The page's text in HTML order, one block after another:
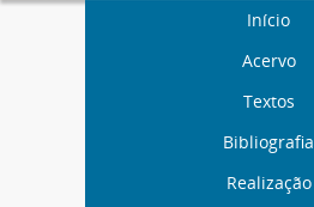
Início
Acervo
Textos
Bibliografia
Realização